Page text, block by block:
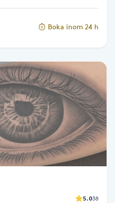
Boka inom 24 h
5.038